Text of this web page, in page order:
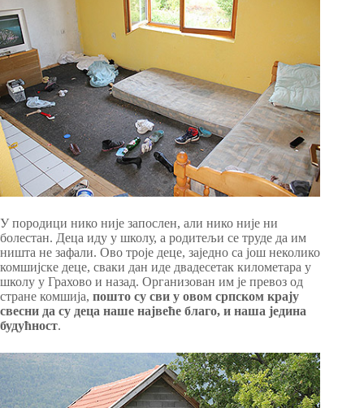
У породици нико није запослен, али нико није ни
болестан. Деца иду у школу, а родитељи се труде да им
ништа не зафали. Ово троје деце, заједно са још неколико
комшијске деце, сваки дан иде двадесетак километара у
школу у Грахово и назад. Организован им је превоз од
стране комшија, пошто су сви у овом српском крају
свесни да су деца наше највеће благо, и наша једина
будућност.